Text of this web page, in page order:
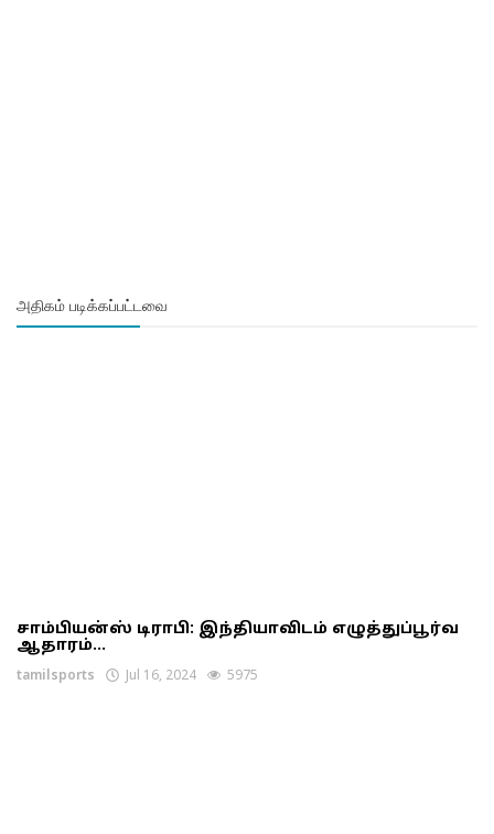
அதிகம் படிக்கப்பட்டவை
சாம்பியன்ஸ் டிராபி: இந்தியாவிடம் எழுத்துப்பூர்வ
ஆதாரம்...
tamilsports Jul 16, 2024 5975